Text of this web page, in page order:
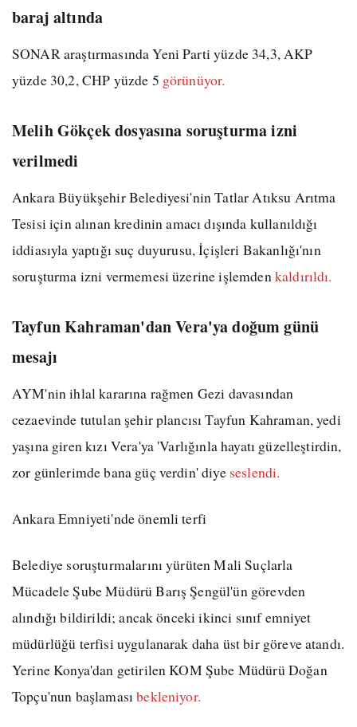
baraj altında
SONAR araştırmasında Yeni Parti yüzde 34,3, AKP
yüzde 30,2, CHP yüzde 5 görünüyor.
Melih Gökçek dosyasına soruşturma izni
verilmedi
Ankara Büyükşehir Belediyesi'nin Tatlar Atıksu Arıtma
Tesisi için alınan kredinin amacı dışında kullanıldığı
iddiasıyla yaptığı suç duyurusu, İçişleri Bakanlığı'nın
soruşturma izni vermemesi üzerine işlemdenkaldırıldı.
Tayfun Kahraman'dan Vera'ya doğum günü
mesajı
AYM'nin ihlal kararına rağmen Gezi davasından
cezaevinde tutulan şehir plancısı Tayfun Kahraman, yedi
yaşına giren kızı Vera'ya 'Varlığınla hayatı güzelleştirdin,
zor günlerimde bana güç verdin' diye seslendi.
Ankara Emniyeti'nde önemli terfi
Belediye soruşturmalarını yürüten Mali Suçlarla
Mücadele Şube Müdürü Barış Şengül'ün görevden
alındığı bildirildi; ancak önceki ikinci sınıf emniyet
müdürlüğü terfisi uygulanarak daha üst bir göreve atandı.
Yerine Konya'dan getirilen KOM Şube Müdürü Doğan
Topçu'nun başlamasıbekleniyor.